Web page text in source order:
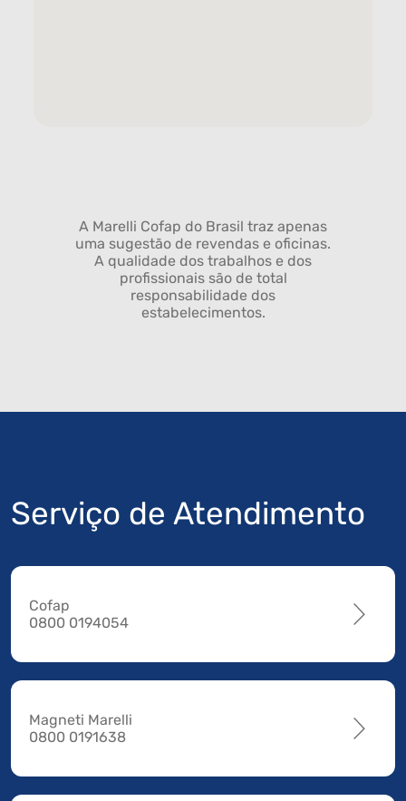
A Marelli Cofap do Brasil traz apenas
uma sugestão de revendas e oficinas.
A qualidade dos trabalhos e dos
profissionais são de total
responsabilidade dos
estabelecimentos.
Serviço de Atendimento
Cofap
0800 0194054
Magneti Marelli
0800 0191638